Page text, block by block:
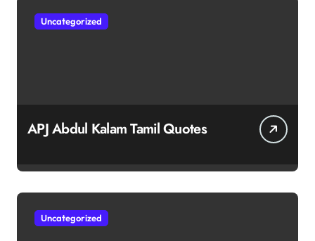
Uncategorized
APJ Abdul Kalam Tamil Quotes
Uncategorized